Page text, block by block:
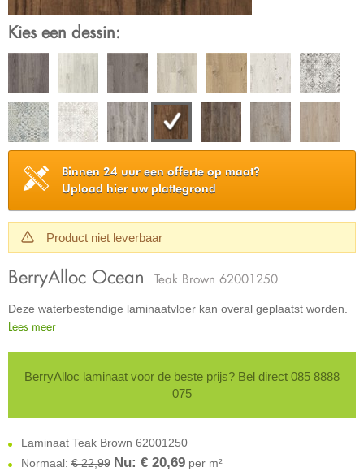
Kies een dessin:
Binnen 24 uur een offerte op maat?
Upload hier uw plattegrond
Product niet leverbaar
BerryAlloc Ocean Teak Brown 62001250
Deze waterbestendige laminaatvloer kan overal geplaatst worden.
Lees meer
BerryAlloc laminaat voor de beste prijs? Bel direct 085 8888
075
Laminaat Teak Brown 62001250
Normaal: € 22,99 Nu: € 20,69 per m²